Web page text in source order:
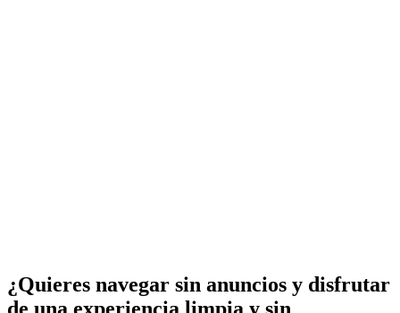
¿Quieres navegar sin anuncios y disfrutar